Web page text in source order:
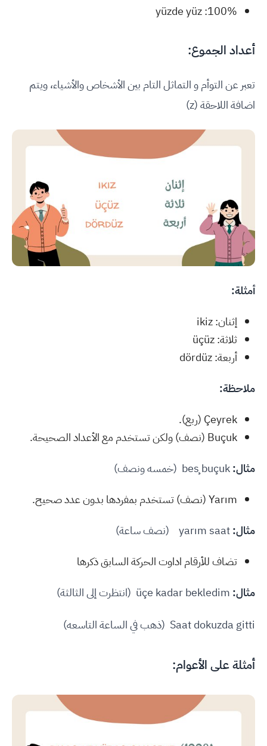
100%: yüzde yüz
أعداد الجموع:
تعبر عن التوأم و التماثل التام بين الأشخاص والأشياء، ويتم
اضافة اللاحقة (z)
أمثلة:
إثنان: ikiz
ثلاثة: üçüz
أربعة: dördüz
ملاحظة:
Çeyrek (ربع).
Buçuk (نصف) ولكن تستخدم مع الأعداد الصحيحة.
مثال:
Yarım (نصف) تستخدم بمفردها بدون عدد صحيح.
مثال:
تضاف للأرقام اداوت الحركة السابق ذكرها
مثال:
Saat dokuzda gitti (ذهب في الساعة التاسعه)
أمثلة على الأعوام: